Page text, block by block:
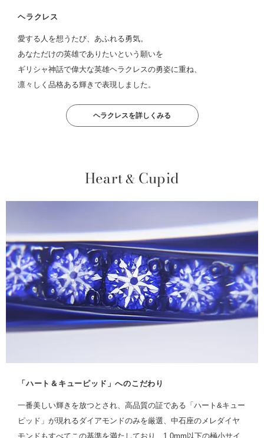
ヘラクレス
愛する人を想うたび、あふれる勇気。
あなただけの英雄でありたいという願いを
ギリシャ神話で偉大な英雄ヘラクレスの勇姿に重ね、
凛々しく品格ある輝きで表現しました。
ヘラクレスを詳しくみる
Heart& Cupid
「ハート＆キューピッド」へのこだわり
一番美しい輝きを放つとされ、高品質の証である「ハート&キュー
ピッド」が現れるダイアモンドのみを厳選、中石座のメレダイヤ
モンドもすべてこの基準を満たしており、1.0mm以下の極小サイ